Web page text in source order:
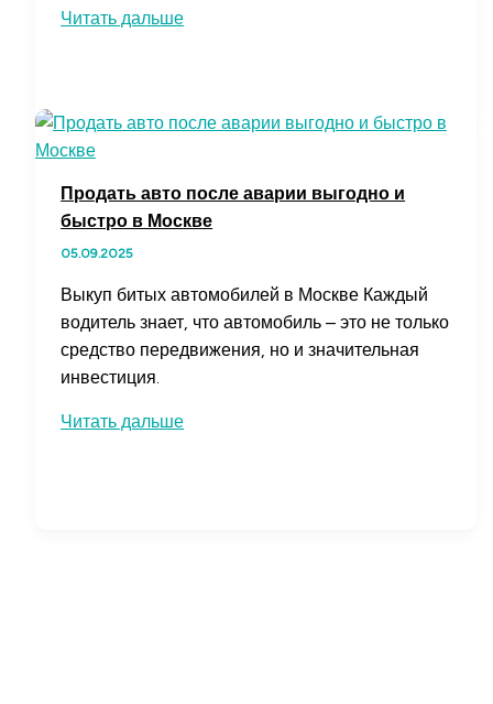
Что
и
как
он
работает
мире
криптовалют
Читать дальше
Продать авто после аварии выгодно и
быстро в Москве
05.09.2025
Выкуп битых автомобилей в Москве Каждый
водитель знает, что автомобиль – это не только
средство передвижения, но и значительная
инвестиция.
Продать
Читать дальше